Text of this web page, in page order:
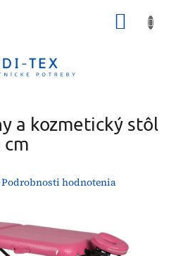
a kozmetický stôl
Podrobnosti hodnotenia